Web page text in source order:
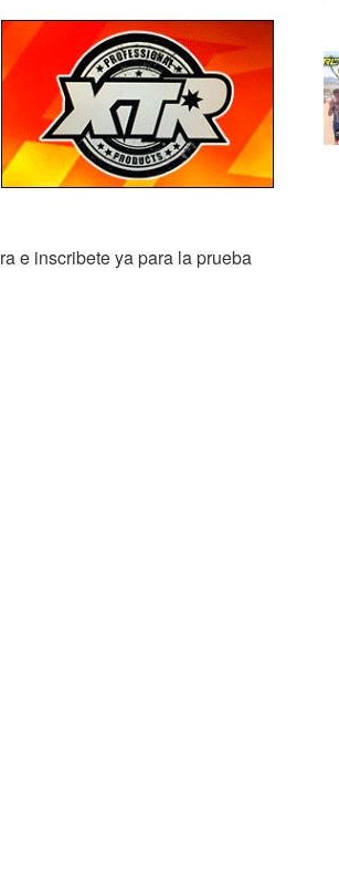
e inscribete ya para la prueba